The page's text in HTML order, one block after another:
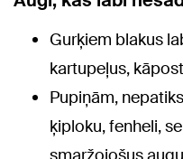
Gurķiem blakus
kartupeļus,
Pupiņām,
ķiploku, fenheli,